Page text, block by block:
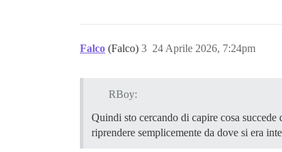
Falco (Falco) 24 Aprile 2026, 7:24pm
3
RBoy:
Quindi sto cercando di capire cosa
riprendere semplicemente da dove si era